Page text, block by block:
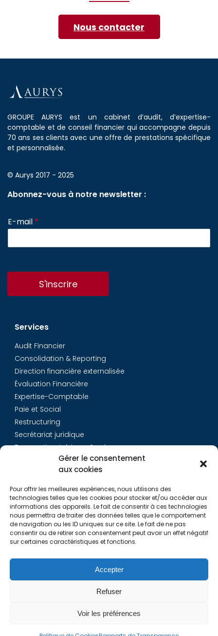
Gérer le consentement
aux cookies
Pour offrir les meilleures expériences, nous utilisons des
technologies telles que les cookies pour stocker et/ou accéder aux
informations des appareils. Le fait de consentir à ces technologies
nous permettra de traiter des données telles que le comportement
de navigation ou les ID uniques sur ce site. Le fait de ne pas
consentir ou de retirer son consentement peut avoir un effet négatif
sur certaines caractéristiques et fonctions.
Accepter
Refuser
Voir les préférences
Nous contacter
GROUPE AURYS est un cabinet d’audit, d’expertise-
comptable et de conseil financier qui accompagne depuis
70 ans ses clients avec une offre de prestations spécifique
et personnalisée.
© Aurys 2017 - 2025
Abonnez-vous à notre newsletter :
E-mail *
S'inscrire
Services
Audit Financier
Consolidation & Reporting
Direction financière externalisée
Évaluation Financière
Expertise-Comptable
Paie et Social
Restructuring
Secrétariat juridique
Transaction Advisory Services
Équipe
Carrières
Contact
Liens utiles
Politique de Cookies (EU)